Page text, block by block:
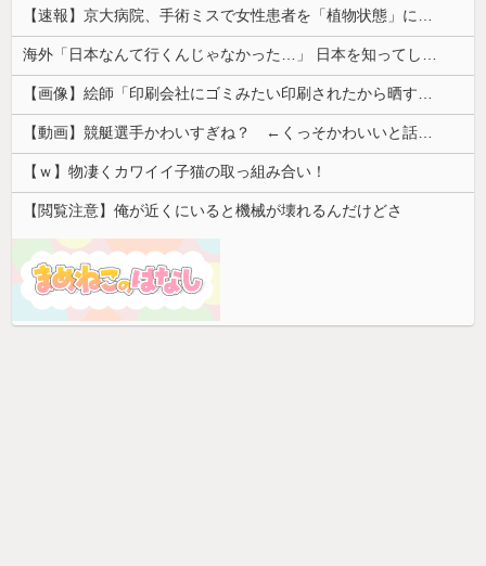
【速報】京大病院、手術ミスで女性患者を「植物状態」にしてしまう・・・
海外「日本なんて行くんじゃなかった…」 日本を知ってしまったディズニー信者、帰国後『本家』に失望する事態に
【画像】絵師「印刷会社にゴミみたい印刷されたから晒すわ」→お前がクレーマーだと大炎上
【動画】競艇選手かわいすぎね？ ←くっそかわいいと話題にｗｗｗ 【Pickup07092031】
【ｗ】物凄くカワイイ子猫の取っ組み合い！
【閲覧注意】俺が近くにいると機械が壊れるんだけどさ